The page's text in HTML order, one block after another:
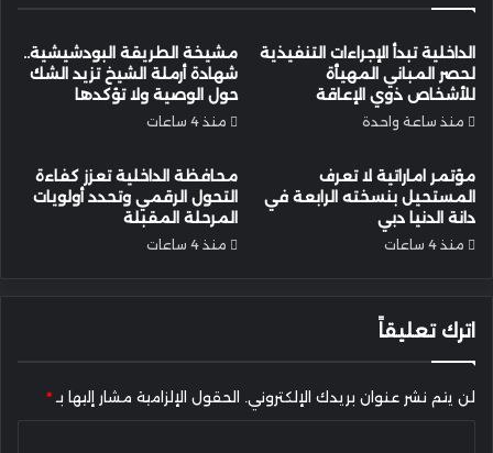
الداخلية تبدأ الإجراءات التنفيذية
لحصر المباني المهيأة
للأشخاص ذوي الإعاقة
منذ ساعة واحدة
مشيخة الطريقة البودشيشية..
شهادة أرملة الشيخ تزيد الشك
حول الوصية ولا تؤكدها
منذ 4 ساعات
مؤتمر اماراتية لا تعرف
المستحيل بنسخته الرابعة في
دانة الدنيا دبي
منذ 4 ساعات
محافظة الداخلية تعزز كفاءة
التحول الرقمي وتحدد أولويات
المرحلة المقبلة
منذ 4 ساعات
اترك تعليقاً
لن يتم نشر عنوان بريدك الإلكتروني. الحقول الإلزامية مشار إليها بـ *